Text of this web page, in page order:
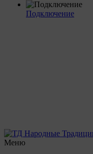
Подключение
Меню